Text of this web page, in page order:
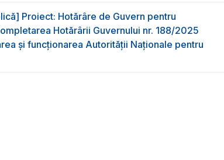
Proiect: Hotărâre de Guvern pentru
Hotărârii Guvernului nr. 188/2025
şi funcţionarea Autorităţii Naţionale pentru